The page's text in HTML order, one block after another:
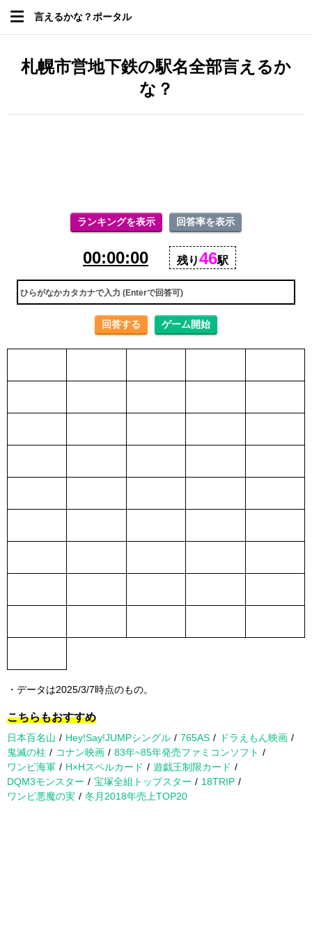
言えるかな？ポータル
札幌市営地下鉄の駅名全部言えるか
な？
ランキングを表示 回答率を表示
00:00:00 残り46駅
・データは2025/3/7時点のもの。
こちらもおすすめ
日本百名山 Hey!Say!JUMPシングル 765AS
ドラえもん映画
鬼滅の柱
コナン映画
83年~85年発売ファミコンソフト
ワンピ海軍
H×Hスペルカード
遊戯王制限カード
DQM3モンスター
宝塚全組トップスター
18TRIP
ワンピ悪魔の実
冬月2018年売上TOP20